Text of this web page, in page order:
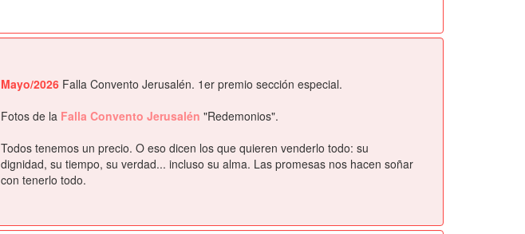
Mayo/2026 Falla Convento Jerusalén. 1er premio sección especial.
Fotos de la Falla Convento Jerusalén "Redemonios".
Todos tenemos un precio. O eso dicen los que quieren venderlo todo: su
dignidad, su tiempo, su verdad... incluso su alma. Las promesas nos hacen soñar
con tenerlo todo.